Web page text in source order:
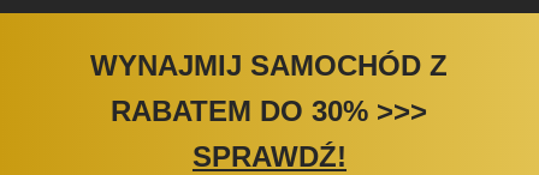
WYNAJMIJ SAMOCHÓD Z
RABATEM DO 30% >>>
SPRAWDŹ!